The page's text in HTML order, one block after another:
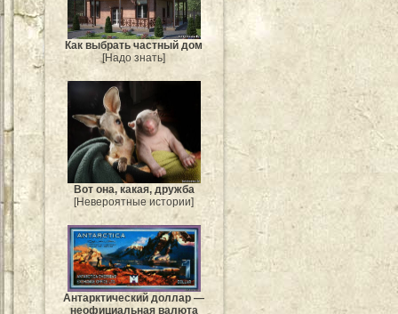
Как выбрать частный дом
[Надо знать]
Вот она, какая, дружба
[Невероятные истории]
Антарктический доллар —
неофициальная валюта